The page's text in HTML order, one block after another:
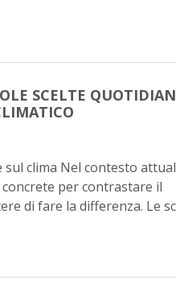
SCELTE
clima Nel contesto
per contrastare il
di fare la differenza. Le